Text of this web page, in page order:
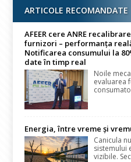
ARTICOLE RECOMANDATE
AFEER cere ANRE
furnizori – performanța
Notificarea consumului la
date în timp real
Noile
evaluarea
Energia, între vreme și
Canicula
sistemului
vizibile.